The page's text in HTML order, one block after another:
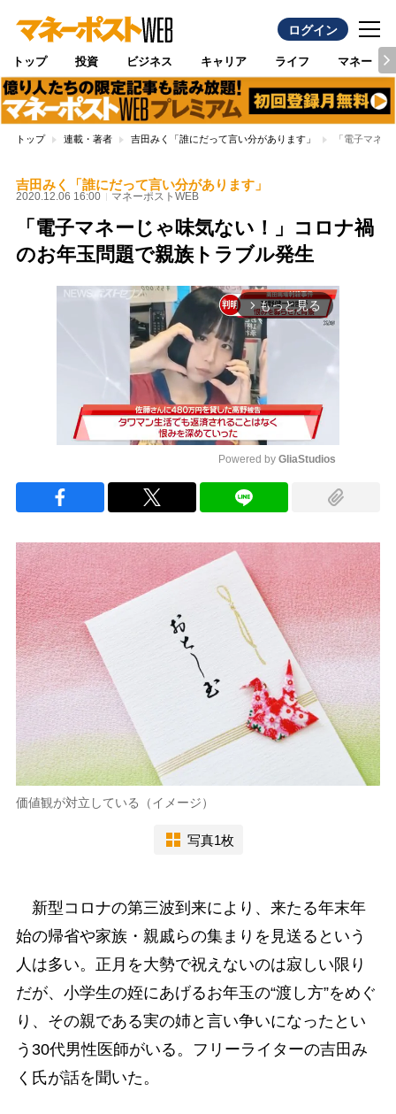
ログイン
トップ 投資 ビジネス キャリア ライフ マネー
トップ 連載・著者 吉田みく「誰にだって言い分があります」 「電子マネ
吉田みく「誰にだって言い分があります」
2020.12.06 16:00 マネーポストWEB
「電子マネーじゃ味気ない！」コロナ禍
のお年玉問題で親族トラブル発生
arrow_forward_ios もっと見る
Powered by GliaStudios
価値観が対立している（イメージ）
写真1枚
新型コロナの第三波到来により、来たる年末年
始の帰省や家族・親戚らの集まりを見送るという
人は多い。正月を大勢で祝えないのは寂しい限り
だが、小学生の姪にあげるお年玉の“渡し方”をめぐ
り、その親である実の姉と言い争いになったとい
う30代男性医師がいる。フリーライターの吉田み
く氏が話を聞いた。